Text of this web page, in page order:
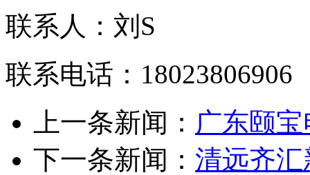
联系人：刘S
联系电话：18023806906
上一条新闻： 广东颐
下一条新闻： 清远齐